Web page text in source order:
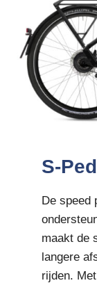
S-
De speed
maakt de
langere
rijden.